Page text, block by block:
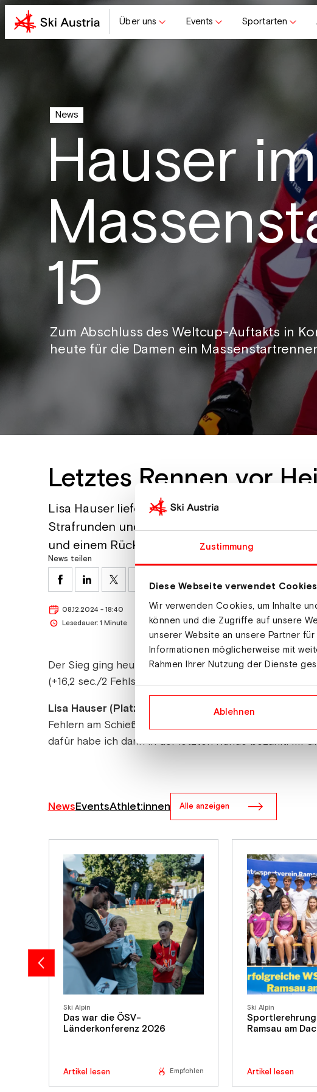
Zustimmung
Diese Webseite verwendet Cookies
Wir verwenden Cookies, um Inhalte
können und die Zugriffe auf unsere
unserer Website an unsere Partner
Informationen möglicherweise mit
Rahmen Ihrer Nutzung der Dienste
Ablehnen
Über uns Events Sportarten
News
Hauser im
15
Zum Abschluss des Weltcup-Auftakts in
heute für die Damen ein
Letztes Rennen vor
Lisa Hauser lieferte auch beim dritten Einzel-
Strafrunden und einem Rückstand von 1:32,4
und einem Rückstand von 3:30,5 Minuten auf
News teilen
08.12.2024 - 18:40
Lesedauer: 1 Minute
Der Sieg ging heute an die Schwedin Elvira Oeberg.
(+16,2 sec./2 Fehlschüsse) und die Deutsche Franziska
Lisa Hauser (Platz 15):
„Das heutige Rennen war sehr
Fehlern am Schießstand. Aber es war beinhart und
dafür habe ich dann in der letzten Runde bezahlt. Im
NewsEventsAthlet:innen Alle anzeigen
Ski Alpin
Das war die ÖSV-
Länderkonferenz 2026
Artikel lesen Empfohlen
Ski Alpin
Sportlerehrung
Ramsau am
Artikel lesen